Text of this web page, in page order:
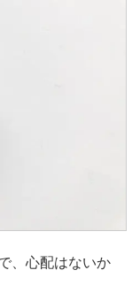
、心配はないか